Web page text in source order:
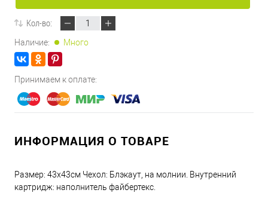
Кол-во:
Наличие: Много
Принимаем к оплате:
ИНФОРМАЦИЯ О ТОВАРЕ
Размер: 43х43см Чехол: Блэкаут, на молнии. Внутренний
картридж: наполнитель файбертекс.